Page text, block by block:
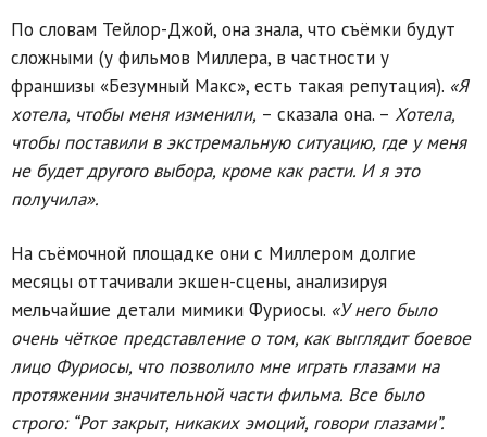
По словам Тейлор-Джой, она знала, что съёмки будут
сложными (у фильмов Миллера, в частности у
франшизы «Безумный Макс», есть такая репутация). «Я
хотела, чтобы меня изменили, – сказала она. – Хотела,
чтобы поставили в экстремальную ситуацию, где у меня
не будет другого выбора, кроме как расти. И я это
получила».
На съёмочной площадке они с Миллером долгие
месяцы оттачивали экшен-сцены, анализируя
мельчайшие детали мимики Фуриосы. «У него было
очень чёткое представление о том, как выглядит боевое
лицо Фуриосы, что позволило мне играть глазами на
протяжении значительной части фильма. Все было
строго: “Рот закрыт, никаких эмоций, говори глазами”.